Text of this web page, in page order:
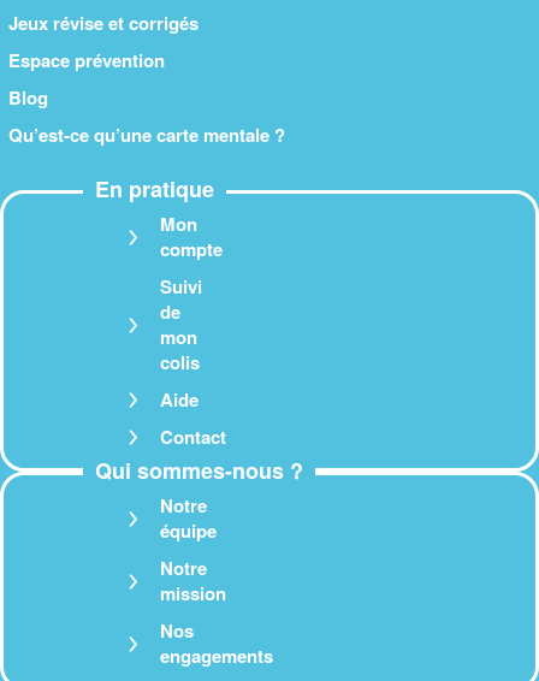
Jeux révise et corrigés
Espace prévention
Blog
Qu’est-ce qu’une carte mentale ?
En pratique
Mon
compte
Suivi
de
mon
colis
Aide
Contact
Qui sommes-nous ?
Notre
équipe
Notre
mission
Nos
engagements